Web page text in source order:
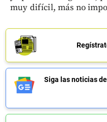
muy difícil, más no
Siga las noticias